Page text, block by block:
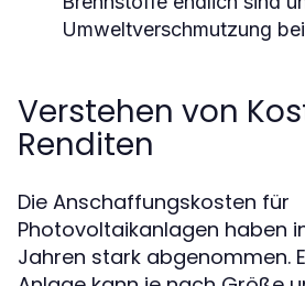
Umweltverschmutzung
Verstehen von
Renditen
Die Anschaffungskosten für
Photovoltaikanlagen haben
Jahren stark abgenommen.